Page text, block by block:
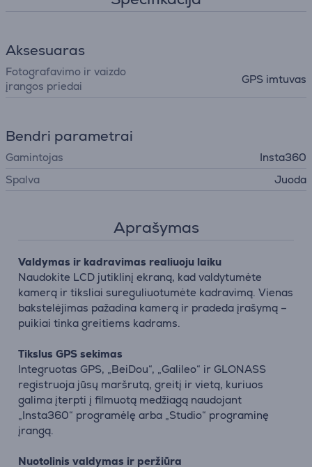
Aksesuaras
Fotografavimo ir vaizdo
įrangos priedai
GPS imtuvas
Bendri parametrai
Gamintojas
Insta360
Spalva
Juoda
Aprašymas
Valdymas ir kadravimas realiuoju laiku
Naudokite LCD jutiklinį ekraną, kad valdytumėte
kamerą ir tiksliai sureguliuotumėte kadravimą. Vienas
bakstelėjimas pažadina kamerą ir pradeda įrašymą –
puikiai tinka greitiems kadrams.
Tikslus GPS sekimas
Integruotas GPS, „BeiDou“, „Galileo“ ir GLONASS
registruoja jūsų maršrutą, greitį ir vietą, kuriuos
galima įterpti į filmuotą medžiagą naudojant
„Insta360“ programėlę arba „Studio“ programinę
įrangą.
Nuotolinis valdymas ir peržiūra